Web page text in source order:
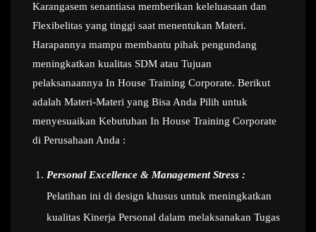
Karangasem senantiasa memberikan keleluasaan dan
Flexibelitas yang tinggi saat menentukan Materi.
Harapannya mampu membantu pihak pengundang
meningkatkan kualitas SDM atau Tujuan
pelaksanaannya In House Training Corporate. Berikut
adalah Materi-Materi yang Bisa Anda Pilih untuk
menyesuaikan Kebutuhan In House Training Corporate
di Perusahaan Anda :
Personal Excellence & Management Stress :
Pelatihan ini di design khusus untuk meningkatkan
kualitas Kinerja Personal dalam melaksanakan Tugas